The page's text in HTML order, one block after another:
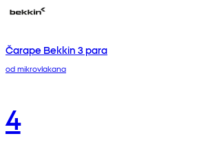
Čarape Bekkin 3 para
od mikrovlakana
4